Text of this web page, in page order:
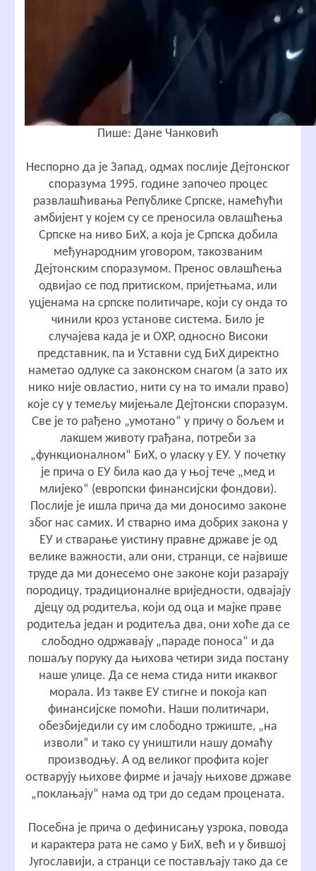
Пише: Дане Чанковић
Неспорно да је Запад, одмах послије Дејтонског
споразума 1995. године започео процес
развлашћивања Републике Српске, намећући
амбијент у којем су се преносила овлашћења
Српске на ниво БиХ, а која је Српска добила
међународним уговором, такозваним
Дејтонским споразумом. Пренос овлашћења
одвијао се под притиском, пријетњама, или
уцјенама на српске политичаре, који су онда то
чинили кроз установе система. Било је
случајева када је и ОХР, односно Високи
представник, па и Уставни суд БиХ директно
наметао одлуке са законском снагом (а зато их
нико није овластио, нити су на то имали право)
које су у темељу мијењале Дејтонски споразум.
Све је то рађено „умотано“ у причу о бољем и
лакшем животу грађана, потреби за
„функционалном“ БиХ, о уласку у ЕУ. У почетку
је прича о ЕУ била као да у њој тече „мед и
млијеко“ (европски финансијски фондови).
Послије је ишла прича да ми доносимо законе
због нас самих. И стварно има добрих закона у
ЕУ и стварање уистину правне државе је од
велике важности, али они, странци, се највише
труде да ми донесемо оне законе који разарају
породицу, традиционалне вриједности, одвајају
дјецу од родитеља, који од оца и мајке праве
родитеља један и родитеља два, они хоће да се
слободно одржавају „параде поноса“ и да
пошаљу поруку да њихова четири зида постану
наше улице. Да се нема стида нити икаквог
морала. Из такве ЕУ стигне и покоја кап
финансијске помоћи. Наши политичари,
обезбиједили су им слободно тржиште, „на
изволи“ и тако су уништили нашу домаћу
производњу. А од великог профита којег
остварују њихове фирме и јачају њихове државе
„поклањају“ нама од три до седам процената.
Посебна је прича о дефинисању узрока, повода
и карактера рата не само у БиХ, већ и у бившој
Југославији, а странци се постављају тако да се